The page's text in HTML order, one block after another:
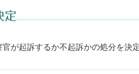
定
が起訴するか不起訴かの処分を決定